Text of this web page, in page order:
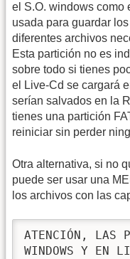
el S.O. windows como
usada para guardar
diferentes archivos
Esta partición no es
sobre todo si tienes
el Live-Cd se cargará
serían salvados en la
tienes una partición
reiniciar sin perder
Otra alternativa, si no
puede ser usar una
los archivos con las
ATENCIÓN, LAS
WINDOWS Y EN